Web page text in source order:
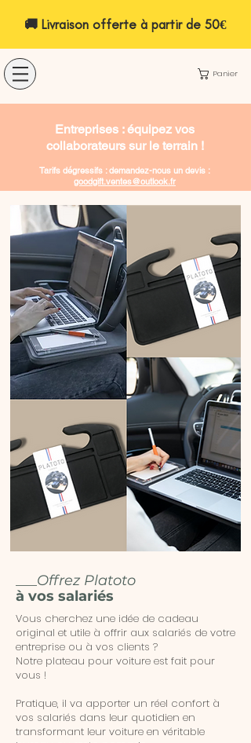
🚚 Livraison offerte à partir de 50€
Panier
Entreprises :équipez vos
collaborateurs sur le terrain !
Tarifs dégressifs : demandez-nous un devis :
goodgift.ventes@outlook.fr
Offrez Platoto
à vos salariés
Vous cherchez une idée de cadeau
original et utile à offrir aux salariés de votre
entreprise ou à vos clients ?
Notre plateau pour voiture est fait pour
vous !
Pratique, il va apporter un réel confort à
vos salariés dans leur quotidien en
transformant leur voiture en véritable